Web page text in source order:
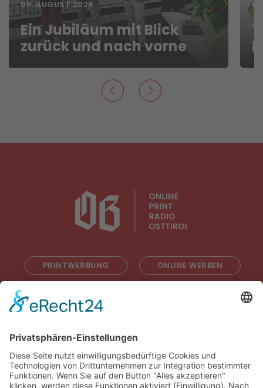
06. AUGUST 2026
Ein Jubiläum mit Blick
zurück und nach vorne
PRINTWERBUNG ONLINE WERBEN